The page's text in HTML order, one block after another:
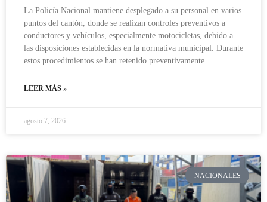
La Policía Nacional mantiene desplegado a su personal en varios
puntos del cantón, donde se realizan controles preventivos a
conductores y vehículos, especialmente motocicletas, debido a
las disposiciones establecidas en la normativa municipal. Durante
estos procedimientos se han retenido preventivamente
LEER MÁS »
agosto 7, 2026
NACIONALES